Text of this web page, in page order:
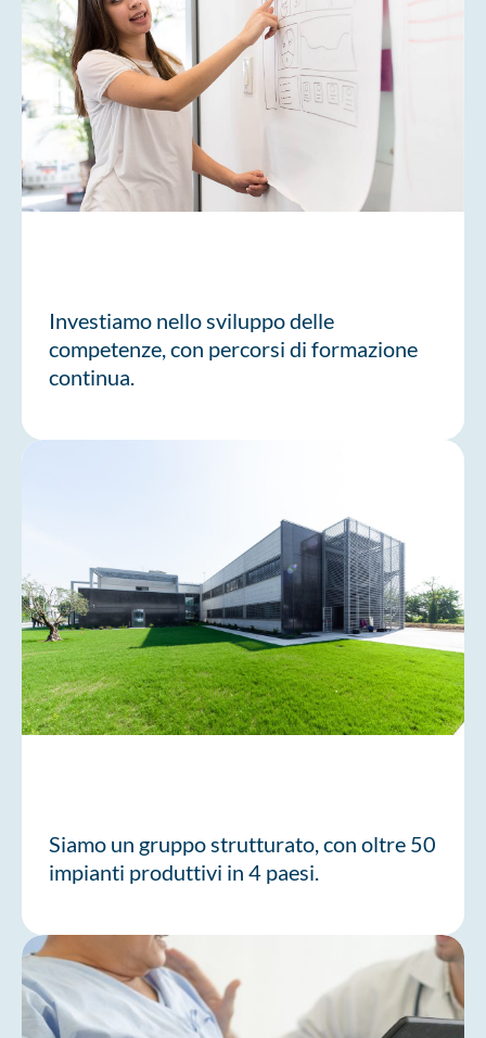
Investiamo nello sviluppo delle
competenze, con percorsi di formazione
continua.
Siamo un gruppo strutturato, con oltre 50
impianti produttivi in 4 paesi.